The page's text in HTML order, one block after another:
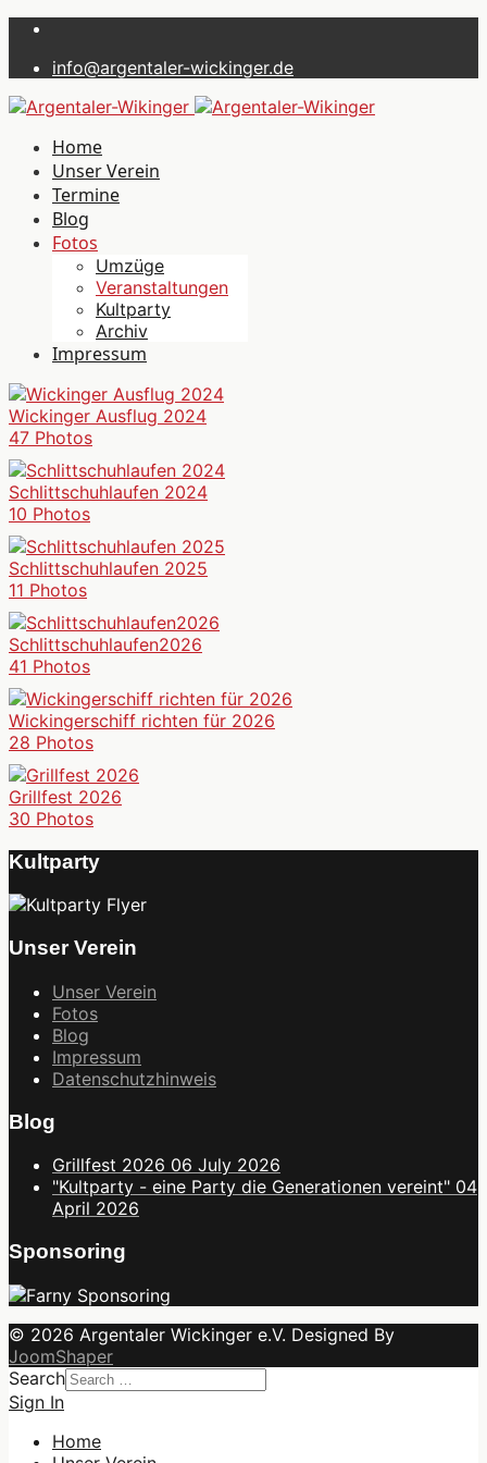
info@argentaler-wickinger.de
Home
Unser Verein
Termine
Blog
Fotos
Umzüge
Veranstaltungen
Kultparty
Archiv
Impressum
Wickinger Ausflug 2024
47 Photos
Schlittschuhlaufen 2024
10 Photos
Schlittschuhlaufen 2025
11 Photos
Schlittschuhlaufen2026
41 Photos
Wickingerschiff richten für 2026
28 Photos
Grillfest 2026
30 Photos
Kultparty
Unser Verein
Unser Verein
Fotos
Blog
Impressum
Datenschutzhinweis
Blog
Grillfest 2026 06 July 2026
"Kultparty - eine Party die Generationen vereint" 04
April 2026
Sponsoring
© 2026 Argentaler Wickinger e.V. Designed By
JoomShaper
Search
Sign In
Home